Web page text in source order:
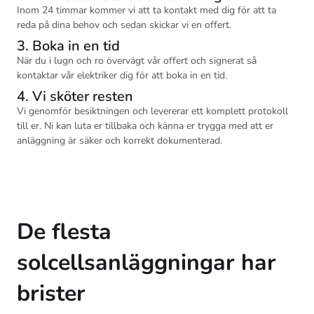
Inom 24 timmar kommer vi att ta kontakt med dig för att ta
reda på dina behov och sedan skickar vi en offert.
3. Boka in en tid
När du i lugn och ro övervägt vår offert och signerat så
kontaktar vår elektriker dig för att boka in en tid.
4. Vi sköter resten
Vi genomför besiktningen och levererar ett komplett protokoll
till er. Ni kan luta er tillbaka och känna er trygga med att er
anläggning är säker och korrekt dokumenterad.
De flesta
solcellsanläggningar har
brister